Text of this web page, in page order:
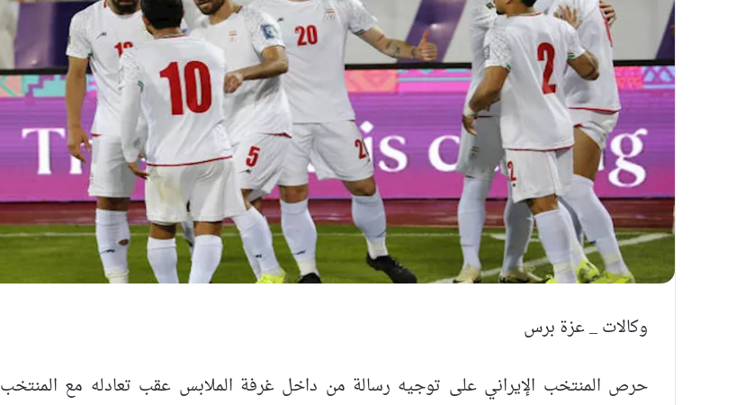
وكالات _ عزة برس
حرص المنتخب الإيراني على توجيه رسالة من داخل غرفة الملابس عقب تعادله مع المنتخب